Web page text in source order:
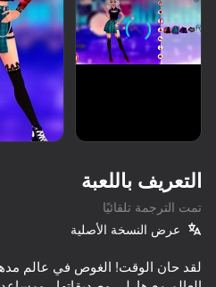
التعريف باللعبة
تمت الترجمة تلقائيًا
عرض النسخة الأصلية
لقد حان الوقت! الغوص في عالم